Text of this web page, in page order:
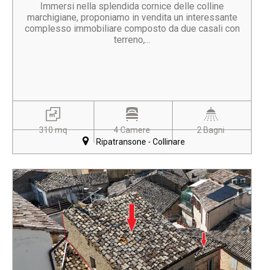
Immersi nella splendida cornice delle colline
marchigiane, proponiamo in vendita un interessante
complesso immobiliare composto da due casali con
terreno,...
310 mq 4 Camere
2 Bagni
Ripatransone - Collinare